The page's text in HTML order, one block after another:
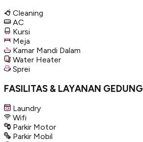
Cleaning
AC
Kursi
Meja
Kamar Mandi Dalam
Water Heater
Sprei
FASILITAS & LAYANAN GEDUNG
Laundry
Wifi
Parkir Motor
Parkir Mobil